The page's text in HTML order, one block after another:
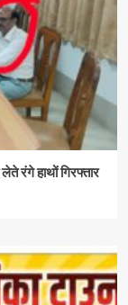
रंगे हाथों गिरफ्तार